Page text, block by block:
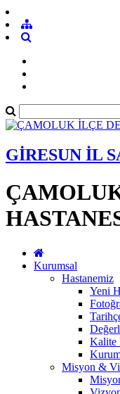
GİRESUN İL
Kurumsal
Hastanemiz
Yeni
Kalite
Misyon &